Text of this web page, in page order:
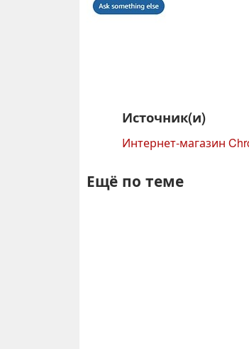
Источник(и)
Интернет-магазин
Ещё по теме